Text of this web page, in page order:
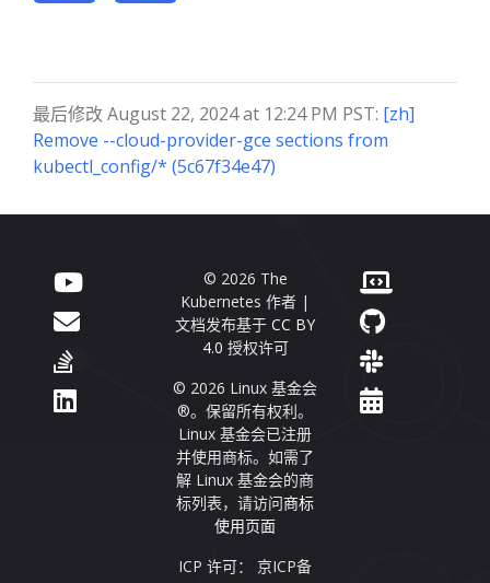
最后修改 August 22, 2024 at 12:24 PM PST: [zh]
Remove --cloud-provider-gce sections from
kubectl_config/* (5c67f34e47)
© 2026 The
Kubernetes 作者 |
文档发布基于 CC BY
4.0 授权许可
© 2026 Linux 基金会
®。保留所有权利。
Linux 基金会已注册
并使用商标。如需了
解 Linux 基金会的商
标列表，请访问商标
使用页面
ICP 许可： 京ICP备